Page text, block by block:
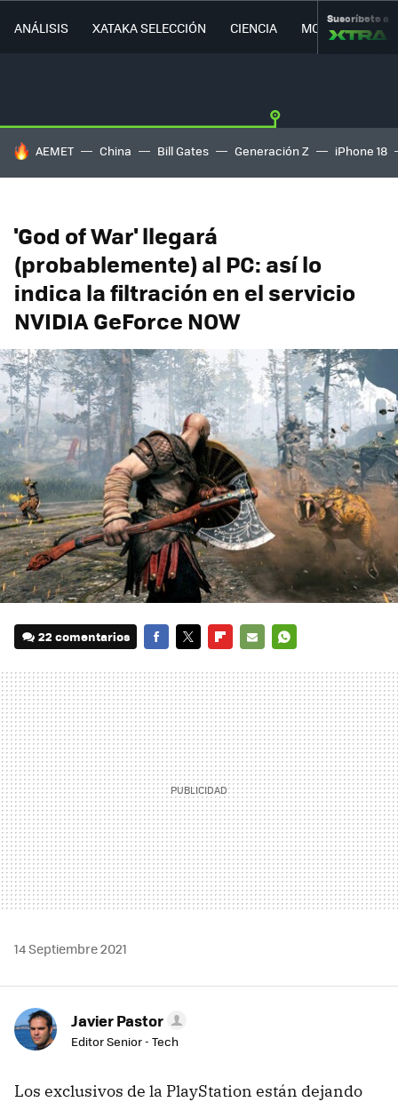
ANÁLISIS XATAKA SELECCIÓN CIENCIA MOVILIDAD
Suscríbete a
HOY SE HABLA DE
AEMET China Bill Gates Generación Z iPhone 18
'God of War' llegará
(probablemente) al PC: así lo
indica la filtración en el servicio
NVIDIA GeForce NOW
22 comentarios
MAIL
14 Septiembre 2021
Javier Pastor
Editor Senior - Tech
Los exclusivos de la PlayStation están dejando